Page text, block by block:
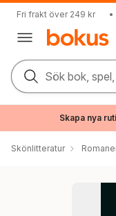
Fri frakt över 249 kr •
Sök bok,
Skapa nya
Skönlitteratur